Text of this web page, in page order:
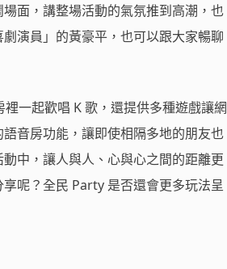
面，講整場活動的氣氛推到高潮，也
演員」的黃豪平，也可以跟大家暢聊
一起歡唱 K 歌，還提供多種遊戲讓網
音房功能，讓即使相隔多地的朋友也
中，讓人與人、心與心之間的距離更
呢？全民 Party 是否還會更多玩法呈